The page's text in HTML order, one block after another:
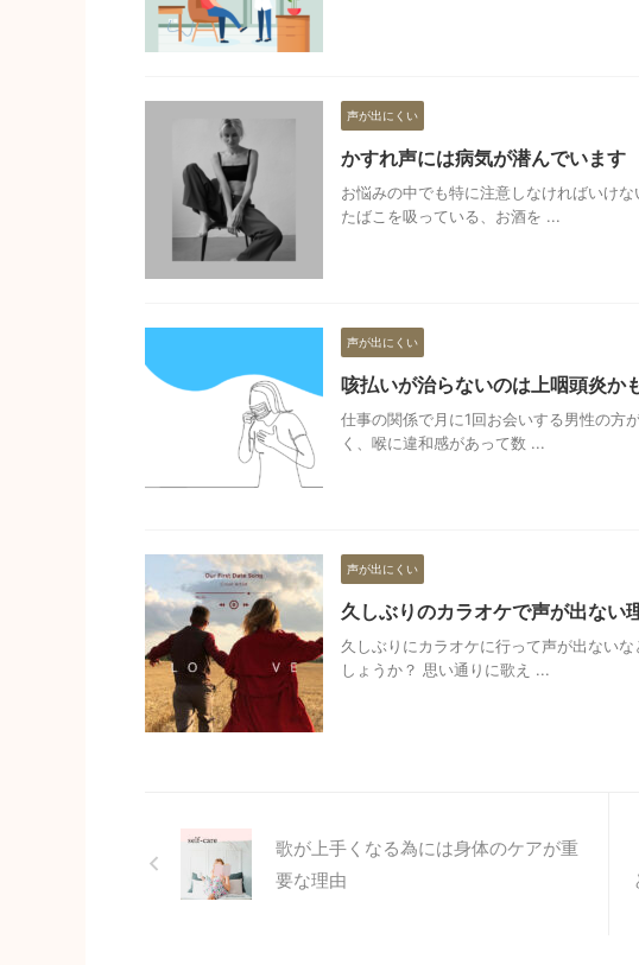
声が出にくい
かすれ声には病気が潜んでいます
お悩みの中でも特に注意しなければいけ
たばこを吸っている、お酒を ...
声が出にくい
咳払いが治らないのは上咽頭炎か
仕事の関係で月に1回お会いする男性の方
く、喉に違和感があって数 ...
声が出にくい
久しぶりのカラオケで声が出ない
久しぶりにカラオケに行って声が出ない
しょうか？ 思い通りに歌え ...
歌が上手くなる為には身体のケアが重
要な理由